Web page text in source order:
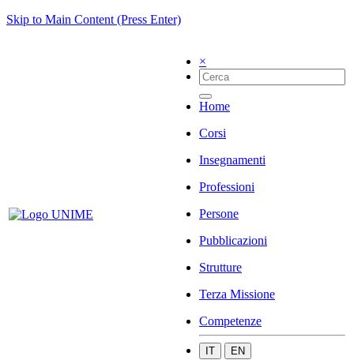
Skip to Main Content (Press Enter)
×
Home
Corsi
Insegnamenti
Professioni
Persone
Pubblicazioni
Strutture
Terza Missione
Competenze
IT EN